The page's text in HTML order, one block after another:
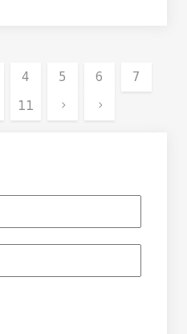
4 5 6
7
11